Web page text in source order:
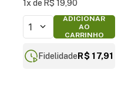
1 R$ 19,90
1
ADICIONAR
AO
CARRINHO
FidelidadeR$ 17,91